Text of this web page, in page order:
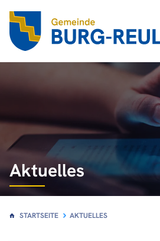
Aktuelles
STARTSEITE AKTUELLES